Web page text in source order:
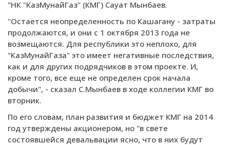
"НК "КазМунайГаз" (КМГ) Сауат Мынбаев.
"Остается неопределенность по Кашагану - затраты
продолжаются, и они с 1 октября 2013 года не
возмещаются. Для республики это неплохо, для
"КазМунайГаза" это имеет негативные последствия,
как и для других подрядчиков в этом проекте. И,
кроме того, все еще не определен срок начала
добычи", - сказал С.Мынбаев в ходе коллегии КМГ во
вторник.
По его словам, план развития и бюджет КМГ на 2014
год утверждены акционером, но "в свете
состоявшейся девальвации ясно, что в них будут